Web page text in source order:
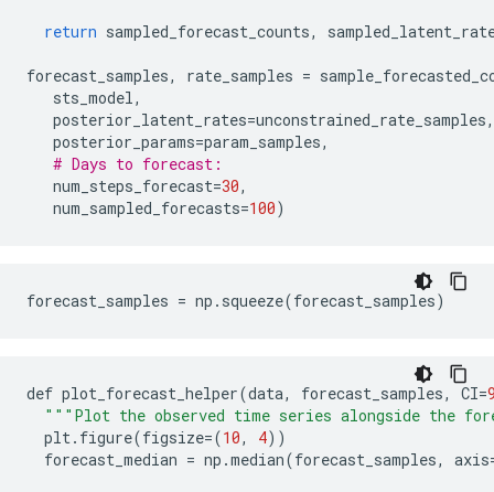
return sampled_forecast_counts,
forecast_samples, rate_samples =
sts_model,
posterior_latent_rates=unconstrained_rate_samples,
posterior_params=param_samples,
# Days to forecast:
num_steps_forecast=30,
num_sampled_forecasts=100)
def plot_forecast_helper(data, forecast_samples, CI=
"""Plot the observed time series alongside the
plt. figure(figsize=(10, 4))
forecast_median = np .median(forecast_samples, axis